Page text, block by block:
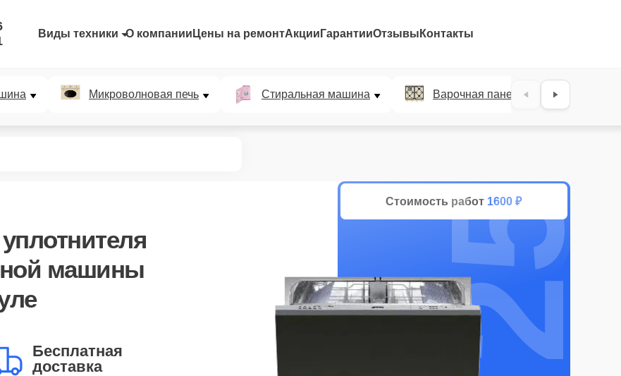
Виды техники О компании Цены на ремонтАкции ГарантииОтзывы Контакты
Микроволновая печь Стиральная машина Варочная панель
машины
Бесплатная
доставка
Стоимость работ 1600 ₽
25%